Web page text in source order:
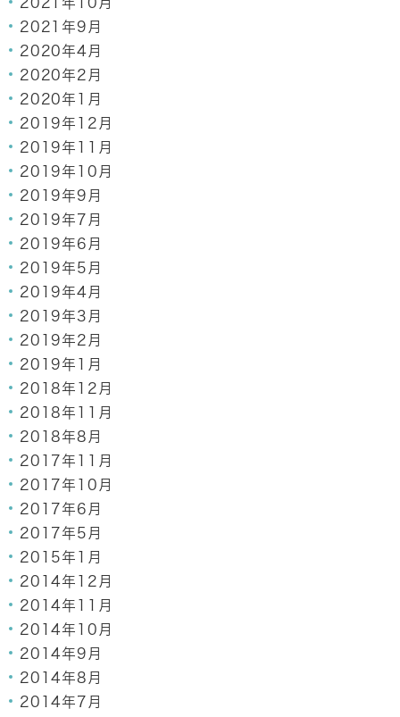
2021年9月
2020年4月
2020年2月
2020年1月
2019年12月
2019年11月
2019年10月
2019年9月
2019年7月
2019年6月
2019年5月
2019年4月
2019年3月
2019年2月
2019年1月
2018年12月
2018年11月
2018年8月
2017年11月
2017年10月
2017年6月
2017年5月
2015年1月
2014年12月
2014年11月
2014年10月
2014年9月
2014年8月
2014年7月